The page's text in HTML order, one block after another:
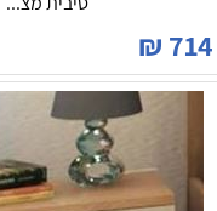
714
₪